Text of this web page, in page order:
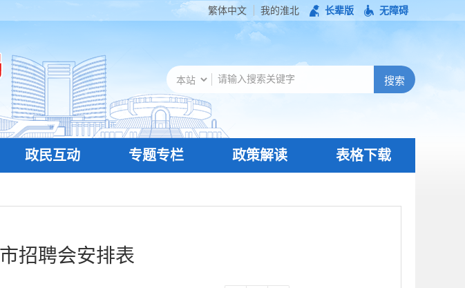
繁体中文 我的淮北 长辈版 无障碍
政民互动 专题专栏 政策解读 表格下载
招聘会安排表